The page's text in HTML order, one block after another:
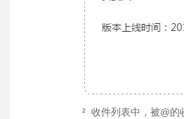
² 收件列表中，被@的